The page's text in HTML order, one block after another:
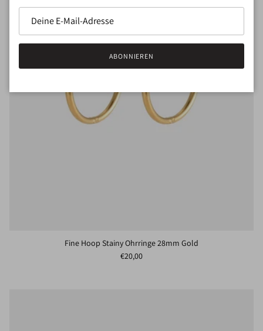
Fine Hoop Stainy Ohrringe 28mm Gold
Normaler Preis
€20,00
ABONNIEREN